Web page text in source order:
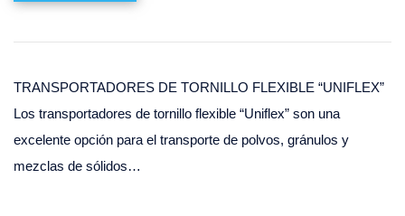
TRANSPORTADORES DE TORNILLO FLEXIBLE “UNIFLEX”
Los transportadores de tornillo flexible “Uniflex” son una
excelente opción para el transporte de polvos, gránulos y
mezclas de sólidos…